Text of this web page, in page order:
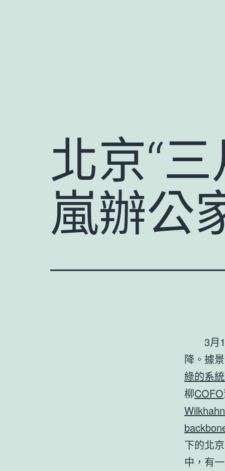
北京“
嵐辦公
3月17
降。據
綠的系
柳COFO
Wilkhahn
下的北
中，有